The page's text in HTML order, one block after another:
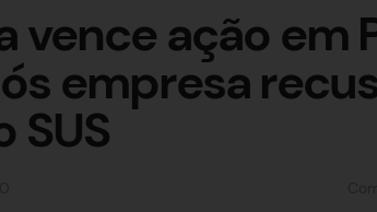
vence ação em
empresa
SUS